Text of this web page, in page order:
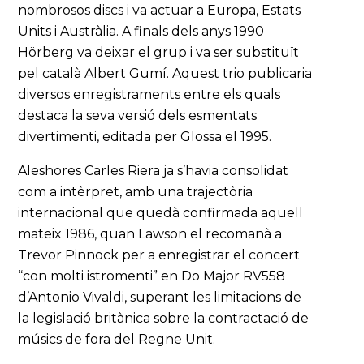
nombrosos discs i va actuar a Europa, Estats
Units i Austràlia. A finals dels anys 1990
Hörberg va deixar el grup i va ser substituït
pel català Albert Gumí. Aquest trio publicaria
diversos enregistraments entre els quals
destaca la seva versió dels esmentats
divertimenti, editada per Glossa el 1995.
Aleshores Carles Riera ja s’havia consolidat
com a intèrpret, amb una trajectòria
internacional que quedà confirmada aquell
mateix 1986, quan Lawson el recomanà a
Trevor Pinnock per a enregistrar el concert
“con molti istromenti” en Do Major RV558
d’Antonio Vivaldi, superant les limitacions de
la legislació britànica sobre la contractació de
músics de fora del Regne Unit.